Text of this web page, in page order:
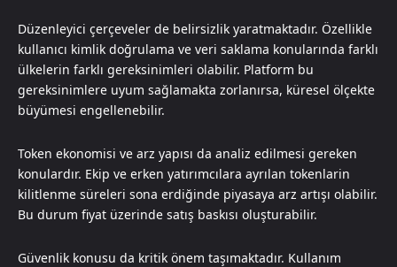
Düzenleyici çerçeveler de belirsizlik yaratmaktadır. Özellikle
kullanıcı kimlik doğrulama ve veri saklama konularında farklı
ülkelerin farklı gereksinimleri olabilir. Platform bu
gereksinimlere uyum sağlamakta zorlanırsa, küresel ölçekte
büyümesi engellenebilir.
Token ekonomisi ve arz yapısı da analiz edilmesi gereken
konulardır. Ekip ve erken yatırımcılara ayrılan tokenlarin
kilitlenme süreleri sona erdiğinde piyasaya arz artışı olabilir.
Bu durum fiyat üzerinde satış baskısı oluşturabilir.
Güvenlik konusu da kritik önem taşımaktadır. Kullanım